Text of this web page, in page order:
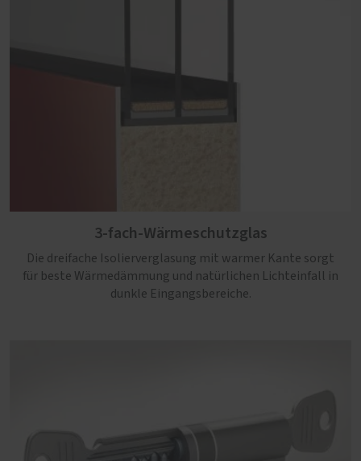
3-fach-Wärmeschutzglas
Die dreifache Isolierverglasung mit warmer Kante sorgt
für beste Wärmedämmung und natürlichen Lichteinfall in
dunkle Eingangsbereiche.